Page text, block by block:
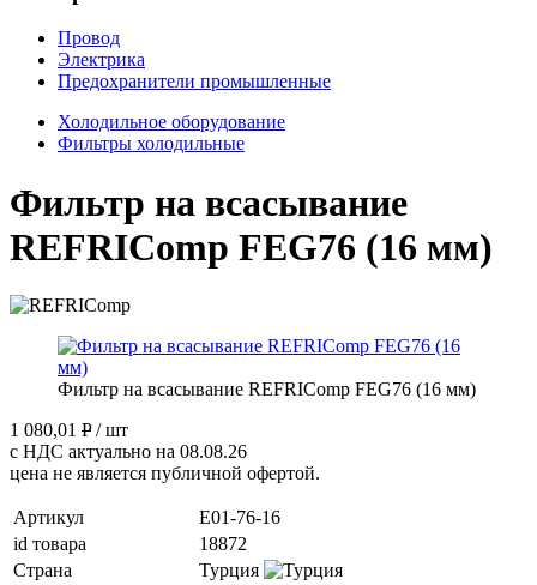
Провод
Электрика
Предохранители промышленные
Холодильное оборудование
Фильтры холодильные
Фильтр на всасывание
REFRIComp FEG76 (16 мм)
Фильтр на всасывание REFRIComp FEG76 (16 мм)
1 080,01 P / шт
с НДС актуально на 08.08.26
цена не является публичной офертой.
Артикул
E01-76-16
id товара
18872
Страна
Турция